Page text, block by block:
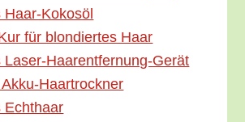
Haar-Kokosöl
für blon­dier­tes Haar
Laser-Haarentfernung-Gerät
Haartrockner
Echthaar